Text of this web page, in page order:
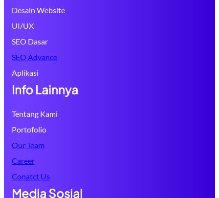
Desain Website
UI/UX
SEO Dasar
SEO Advance
Aplikasi
Info Lainnya
Tentang Kami
Portofolio
Our Team
Career
Conatct Us
Media Sosial